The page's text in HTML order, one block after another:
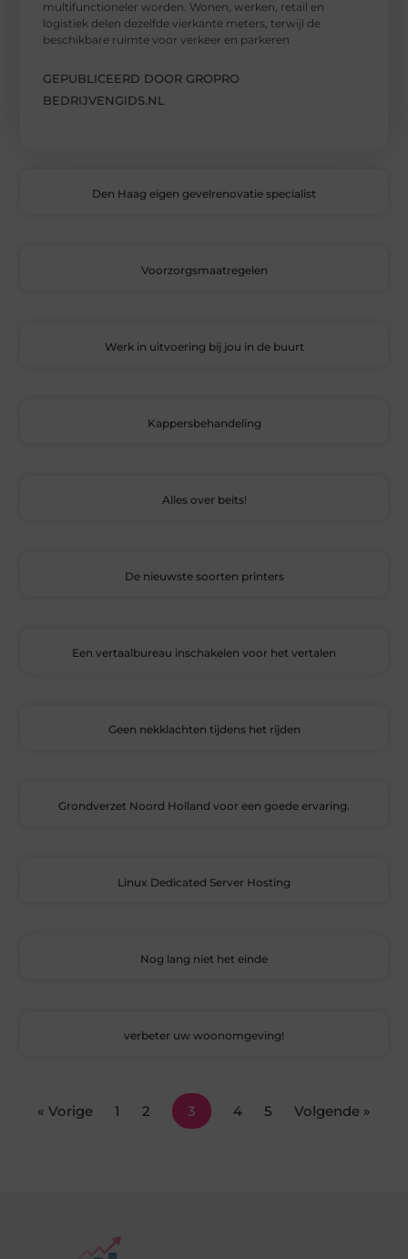
multifunctioneler worden. Wonen, werken, retail en
logistiek delen dezelfde vierkante meters, terwijl de
beschikbare ruimte voor verkeer en parkeren
GEPUBLICEERD DOOR GROPRO
BEDRIJVENGIDS.NL
Den Haag eigen gevelrenovatie specialist
Voorzorgsmaatregelen
Werk in uitvoering bij jou in de buurt
Kappersbehandeling
Alles over beits!
De nieuwste soorten printers
Een vertaalbureau inschakelen voor het vertalen
Geen nekklachten tijdens het rijden
Grondverzet Noord Holland voor een goede ervaring.
Linux Dedicated Server Hosting
Nog lang niet het einde
verbeter uw woonomgeving!
« Vorige 1 2 3 4 5 Volgende »